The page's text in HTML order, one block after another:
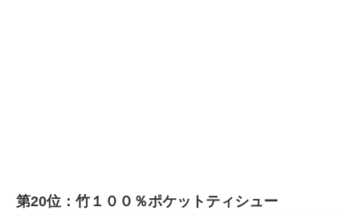
第20位：竹１００％ポケットティシュー